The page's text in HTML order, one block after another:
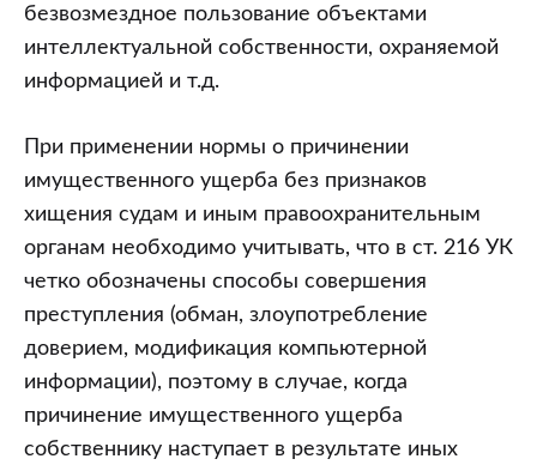
безвозмездное пользование объектами
интеллектуальной собственности, охраняемой
информацией и т.д.
При применении нормы о причинении
имущественного ущерба без признаков
хищения судам и иным правоохранительным
органам необходимо учитывать, что в ст. 216 УК
четко обозначены способы совершения
преступления (обман, злоупотребление
доверием, модификация компьютерной
информации), поэтому в случае, когда
причинение имущественного ущерба
собственнику наступает в результате иных